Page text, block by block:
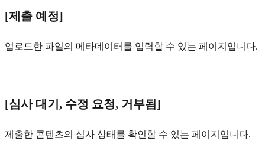
[제출 예정]
업로드한 파일의 메타데이터를 입력할 수 있는 페이지입니다.
[심사 대기, 수정 요청, 거부됨]
제출한 콘텐츠의 심사 상태를 확인할 수 있는 페이지입니다.